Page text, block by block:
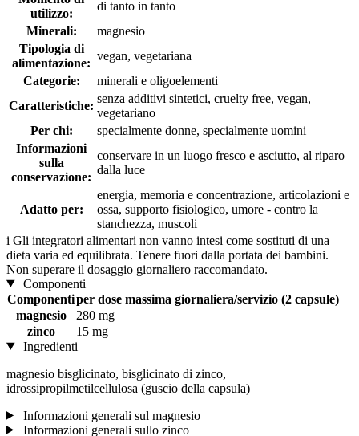
utilizzo:
di tanto in tanto
Minerali:
magnesio
Tipologia di
alimentazione:
vegan, vegetariana
Categorie:
minerali e oligoelementi
Caratteristiche:
senza additivi sintetici, cruelty free, vegan,
vegetariano
Per chi:
specialmente donne, specialmente uomini
Informazioni
sulla
conservazione:
conservare in un luogo fresco e asciutto, al riparo
dalla luce
Adatto per:
energia, memoria e concentrazione, articolazioni e
ossa, supporto fisiologico, umore - contro la
stanchezza, muscoli
i Gli integratori alimentari non vanno intesi come sostituti di una
dieta varia ed equilibrata. Tenere fuori dalla portata dei bambini.
Non superare il dosaggio giornaliero raccomandato.
Componenti
Componentiper dose massima giornaliera/servizio (2 capsule)
magnesio
280 mg
zinco
15 mg
Ingredienti
magnesio bisglicinato, bisglicinato di zinco,
idrossipropilmetilcellulosa (guscio della capsula)
Informazioni generali sul magnesio
Informazioni generali sullo zinco